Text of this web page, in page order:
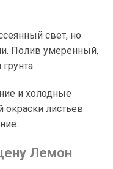
свет, но
Полив умеренный,
и холодные
окраски листьев
Лемон